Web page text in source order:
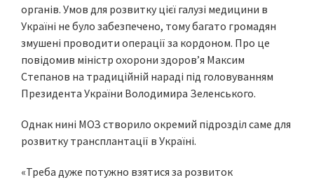
органів. Умов для розвитку цієї галузі медицини в
Україні не було забезпечено, тому багато громадян
змушені проводити операції за кордоном. Про це
повідомив міністр охорони здоров’я Максим
Степанов на традиційній нараді під головуванням
Президента України Володимира Зеленського.
Однак нині МОЗ створило окремий підрозділ саме для
розвитку трансплантації в Україні.
«Треба дуже потужно взятися за розвиток